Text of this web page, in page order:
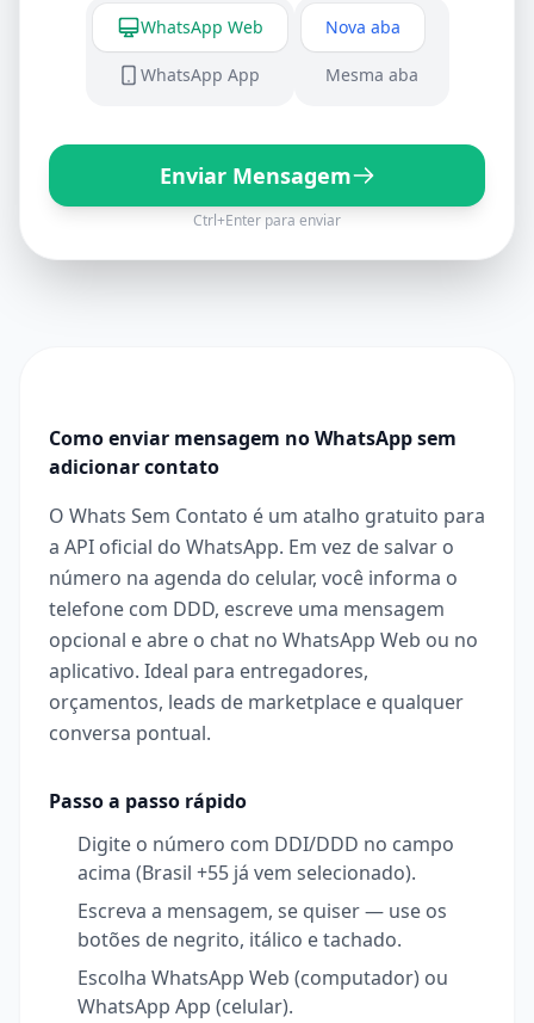
Abrir noWhatsApp Web
WhatsApp App
Abrir no
Nova aba
Mesma aba
Enviar Mensagem
Ctrl+Enter para enviar
Como enviar mensagem no WhatsApp sem
adicionar contato
O Whats Sem Contato é um atalho gratuito para
a API oficial do WhatsApp. Em vez de salvar o
número na agenda do celular, você informa o
telefone com DDD, escreve uma mensagem
opcional e abre o chat no WhatsApp Web ou no
aplicativo. Ideal para entregadores,
orçamentos, leads de marketplace e qualquer
conversa pontual.
Passo a passo rápido
Digite o número com DDI/DDD no campo
acima (Brasil +55 já vem selecionado).
Escreva a mensagem, se quiser — use os
botões de negrito, itálico e tachado.
Escolha WhatsApp Web (computador) ou
WhatsApp App (celular).